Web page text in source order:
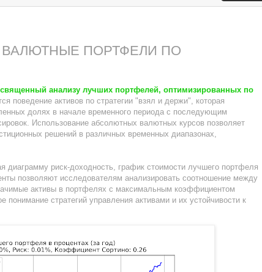
ВАЛЮТНЫЕ ПОРТФЕЛИ ПО
анализу лучших портфелей, оптимизированных по
поведение активов по стратегии "взял и держи", которая
долях в начале временного периода с последующим
Использование абсолютных валютных курсов позволяет
решений в различных временных диапазонах,
диаграмму риск-доходность, график стоимости лучшего портфеля
позволяют исследователям анализировать соотношение между
активы в портфелях с максимальным коэффициентом
стратегий управления активами и их устойчивости к